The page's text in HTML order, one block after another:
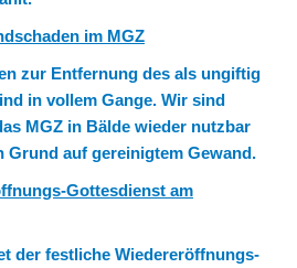
im MGZ
zur Entfernung des als ungiftig
in vollem Gange. Wir sind
MGZ in Bälde wieder nutzbar
Grund auf gereinigtem Gewand.
Gottesdienst am
der festliche Wiedereröffnungs-